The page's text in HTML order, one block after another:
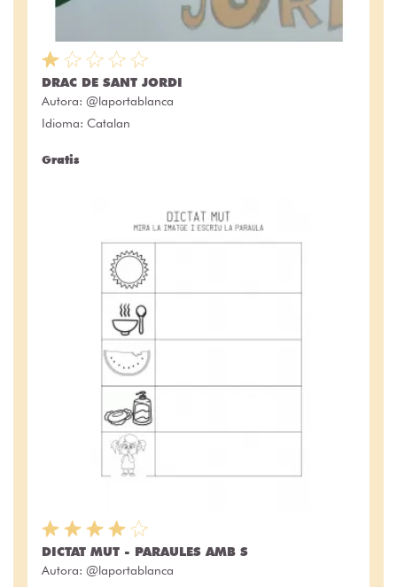
DRAC DE SANT JORDI
Autora: @laportablanca
Idioma: Catalan
Gratis
DICTAT MUT - PARAULES AMB S
Autora: @laportablanca